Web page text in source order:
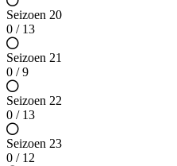
Seizoen 20
0 / 13
Seizoen 21
0 / 9
Seizoen 22
0 / 13
Seizoen 23
0 / 12